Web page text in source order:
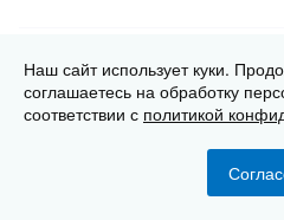
Вопрос: Как применять
измерения температур в
среде?
Ответ: Существуют в
герметичным корпусом из
Наш сайт использует куки.
соглашаетесь на обработку
соответствии с политикой